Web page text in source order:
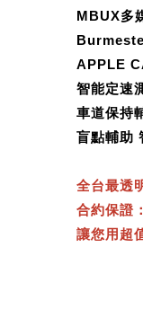
MBUX多
APPLE
智能定速
車道保持
盲點輔助
全台最透
合約保證
讓您用超